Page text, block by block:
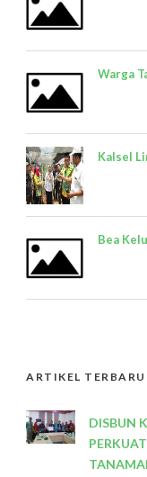
Warga
Kalsel
Bea
ARTIKEL TERBARU
DISBUN